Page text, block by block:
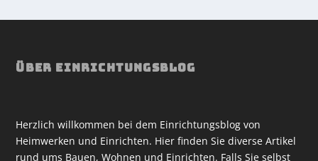
ÜBER EINRICHTUNGSBLOG
Herzlich willkommen bei dem Einrichtungsblog von
Heimwerken und Einrichten. Hier finden Sie diverse Artikel
rund ums Bauen, Wohnen und Einrichten. Falls Sie selbst